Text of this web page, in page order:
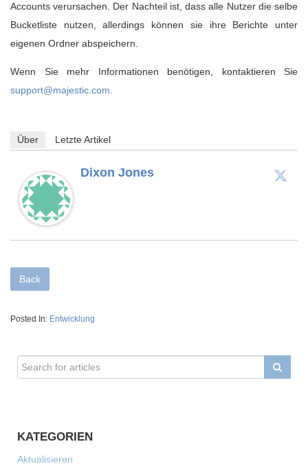
Accounts verursachen. Der Nachteil ist, dass alle Nutzer die selbe
Bucketliste nutzen, allerdings können sie ihre Berichte unter
eigenen Ordner abspeichern.
Wenn Sie mehr Informationen benötigen, kontaktieren Sie
support@majestic.com.
Über Letzte Artikel
Dixon Jones
Back
Posted In: Entwicklung
KATEGORIEN
Aktualisieren